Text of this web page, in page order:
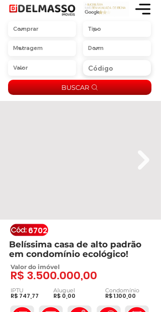
BUSCAR
6702
Belíssima casa de alto padrão
em condomínio ecológico!
Valor do imóvel
R$ 3.500.000,00
IPTU
R$ 747,77
Aluguel
R$ 0,00
Condomínio
R$ 1.100,00